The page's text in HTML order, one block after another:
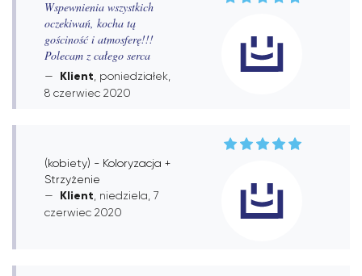
Wspewnienia wszystkich
oczekiwań, kocha tą
gościność i atmosferę!!!
Polecam z całego serca
Klient , poniedziałek,
8 czerwiec 2020
(kobiety) - Koloryzacja +
Strzyżenie
Klient , niedziela, 7
czerwiec 2020